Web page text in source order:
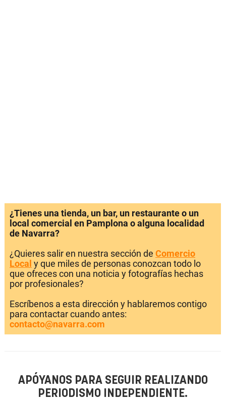
¿Tienes una tienda, un bar, un restaurante o un
local comercial en Pamplona o alguna localidad
de Navarra?
¿Quieres salir en nuestra sección de Comercio
Local y que miles de personas conozcan todo lo
que ofreces con una noticia y fotografías hechas
por profesionales?
Escríbenos a esta dirección y hablaremos contigo
para contactar cuando antes:
contacto@navarra.com
APÓYANOS PARA SEGUIR REALIZANDO
PERIODISMO INDEPENDIENTE.